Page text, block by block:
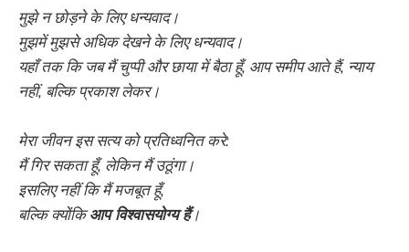
मुझे न छोड़ने के लिए धन्यवाद।
मुझमें मुझसे अधिक देखने के लिए धन्यवाद।
यहाँ तक कि जब मैं चुप्पी और छाया में बैठा हूँ, आप समीप आते हैं, न्याय
नहीं, बल्कि प्रकाश लेकर।
मेरा जीवन इस सत्य को प्रतिध्वनित करे:
मैं गिर सकता हूँ, लेकिन मैं उठूंगा।
इसलिए नहीं कि मैं मजबूत हूँ,
बल्कि क्योंकिआप विश्वासयोग्य हैं।